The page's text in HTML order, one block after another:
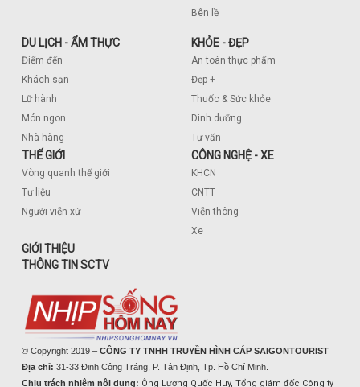
Bên lề
DU LỊCH - ẨM THỰC
Điểm đến
Khách sạn
Lữ hành
Món ngon
Nhà hàng
KHỎE - ĐẸP
An toàn thực phẩm
Đẹp +
Thuốc & Sức khỏe
Dinh dưỡng
Tư vấn
THẾ GIỚI
Vòng quanh thế giới
Tư liệu
Người viễn xứ
CÔNG NGHỆ - XE
KHCN
CNTT
Viễn thông
Xe
GIỚI THIỆU
THÔNG TIN SCTV
© Copyright 2019 – CÔNG TY TNHH TRUYỀN HÌNH CÁP SAIGONTOURIST
Địa chỉ: 31-33 Đinh Công Tráng, P. Tân Định, Tp. Hồ Chí Minh.
Chịu trách nhiệm nội dung: Ông Lương Quốc Huy, Tổng giám đốc Công ty